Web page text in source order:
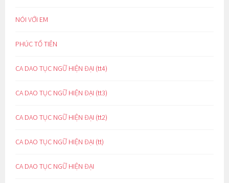
NÓI VỚI EM
PHÚC TỔ TIÊN
CA DAO TỤC NGỮ HIỆN ĐẠI (tt4)
CA DAO TỤC NGỮ HIỆN ĐẠI (tt3)
CA DAO TỤC NGỮ HIỆN ĐẠI (tt2)
CA DAO TỤC NGỮ HIỆN ĐẠI (tt)
CA DAO TỤC NGỮ HIỆN ĐẠI